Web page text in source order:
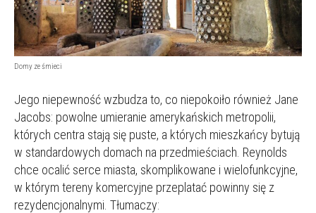
Domy ze śmieci
Jego niepewność wzbudza to, co niepokoiło również Jane
Jacobs: powolne umieranie amerykańskich metropolii,
których centra stają się puste, a których mieszkańcy bytują
w standardowych domach na przedmieściach. Reynolds
chce ocalić serce miasta, skomplikowane i wielofunkcyjne,
w którym tereny komercyjne przeplatać powinny się z
rezydencjonalnymi. Tłumaczy: